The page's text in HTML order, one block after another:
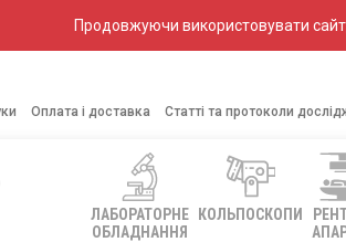
Продовжуючи використовувати
Оплата і доставка Статті та протоколи
ЛАБОРАТОРНЕ
ОБЛАДНАННЯ
КОЛЬПОСКОПИ